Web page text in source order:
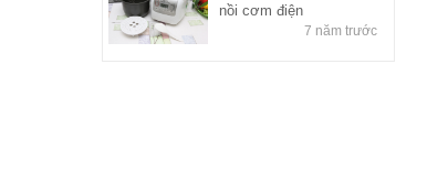
nồi cơm điện
7 năm trước